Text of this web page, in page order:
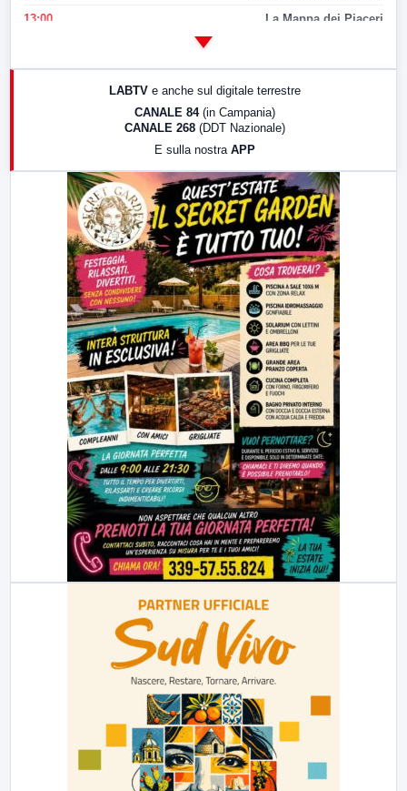
13:00 La Mappa dei Piaceri
LabNews (replica)
LABTV e anche sul digitale terrestre
CANALE 84 (in Campania)
CANALE 268 (DDT Nazionale)
E sulla nostra APP